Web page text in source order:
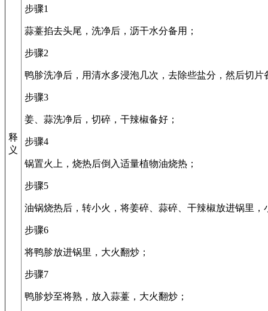
释
义
步骤1
蒜薹掐去头尾，洗净后，沥干水分备用；
步骤2
鸭胗洗净后，用清水多浸泡几次，去除些盐分，然后切片
步骤3
姜、蒜洗净后，切碎，干辣椒备好；
步骤4
锅置火上，烧热后倒入适量植物油烧热；
步骤5
油锅烧热后，转小火，将姜碎、蒜碎、干辣椒放进锅里，
步骤6
将鸭胗放进锅里，大火翻炒；
步骤7
鸭胗炒至将熟，放入蒜薹，大火翻炒；